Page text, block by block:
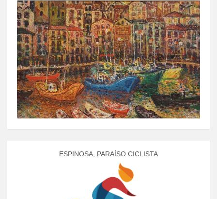
ESPINOSA, PARAÍSO CICLISTA